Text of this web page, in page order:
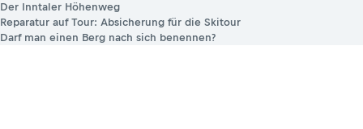
Der Inntaler Höhenweg
Reparatur auf Tour: Absicherung für die Skitour
Darf man einen Berg nach sich benennen?